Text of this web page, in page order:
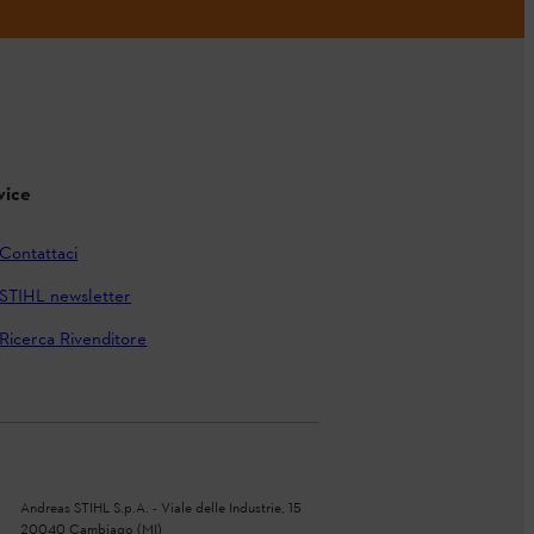
Contattaci
STIHL newsletter
Ricerca Rivenditore
Andreas STIHL S.p.A. - Viale delle Industrie, 15
20040 Cambiago (MI)